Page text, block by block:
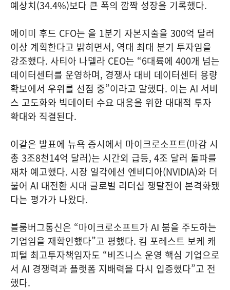
예상치(34.4%)보다 큰 폭의 깜짝 성장을 기록했다.
에이미 후드 CFO는 올 1분기 자본지출을 300억 달러
이상 계획한다고 밝히면서, 역대 최대 분기 투자임을
강조했다. 사티아 나델라 CEO는 “6대륙에 400개 넘는
데이터센터를 운영하며, 경쟁사 대비 데이터센터 용량
확보에서 우위를 선점 중”이라고 말했다. 이는 AI 서비
스 고도화와 빅데이터 수요 대응을 위한 대대적 투자
확대와 직결된다.
이같은 발표에 뉴욕 증시에서 마이크로소프트(마감 시
총 3조8천14억 달러)는 시간외 급등, 4조 달러 돌파를
재차 예고했다. 시장 일각에선 엔비디아(NVIDIA)와 더
불어 AI 대전환 시대 글로벌 리더십 쟁탈전이 본격화됐
다는 평가가 나왔다.
블룸버그통신은 “마이크로소프트가 AI 붐을 주도하는
기업임을 재확인했다”고 평했다. 킴 포레스트 보케 캐
피털 최고투자책임자도 “비즈니스 운영 핵심 기업으로
서 AI 경쟁력과 플랫폼 지배력을 다시 입증했다”고 전
했다.